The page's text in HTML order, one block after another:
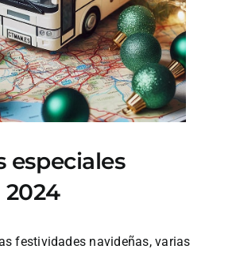
especiales
festividades navideñas, varias